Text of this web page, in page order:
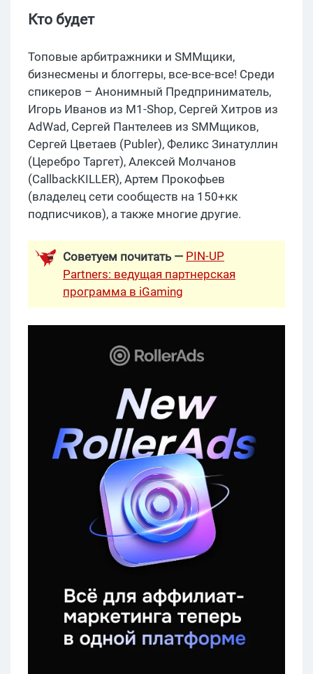
Кто будет
Топовые арбитражники и SMMщики,
бизнесмены и блоггеры, все-все-все! Среди
спикеров – Анонимный Предприниматель,
Игорь Иванов из M1-Shop, Сергей Хитров из
AdWad, Сергей Пантелеев из SMMщиков,
Сергей Цветаев (Publer), Феликс Зинатуллин
(Церебро Таргет), Алексей Молчанов
(CallbackKILLER), Артем Прокофьев
(владелец сети сообществ на 150+кк
подписчиков), а также многие другие.
Советуем почитать — PIN-UP
Partners: ведущая партнерская
программа в iGaming